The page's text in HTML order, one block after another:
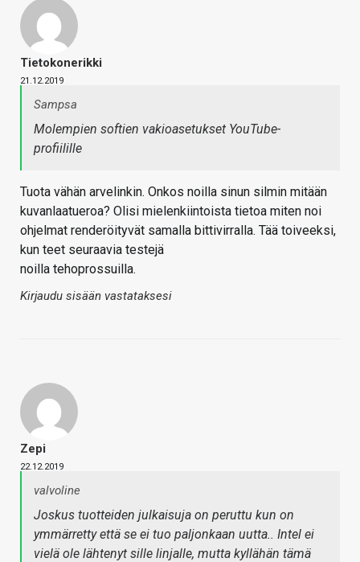
Tietokonerikki
21.12.2019
Sampsa
Molempien softien vakioasetukset YouTube-
profiilille
Tuota vähän arvelinkin. Onkos noilla sinun silmin mitään
kuvanlaatueroa? Olisi mielenkiintoista tietoa miten noi
ohjelmat renderöityvät samalla bittivirralla. Tää toiveeksi,
kun teet seuraavia testejä
noilla tehoprossuilla.
Kirjaudu sisään vastataksesi
Zepi
22.12.2019
valvoline
Joskus tuotteiden julkaisuja on peruttu kun on
ymmärretty että se ei tuo paljonkaan uutta.. Intel ei
vielä ole lähtenyt sille linjalle, mutta kyllähän tämä